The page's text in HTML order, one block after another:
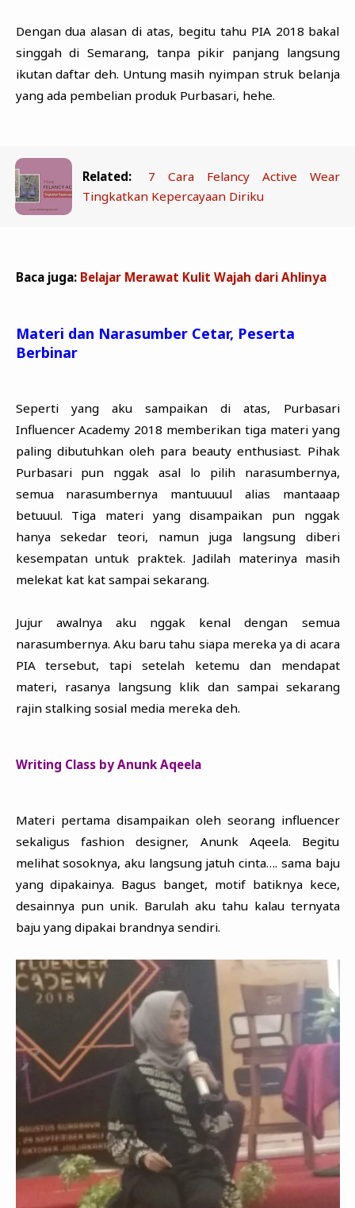
Dengan dua alasan di atas, begitu tahu PIA 2018 bakal
singgah di Semarang, tanpa pikir panjang langsung
ikutan daftar deh. Untung masih nyimpan struk belanja
yang ada pembelian produk Purbasari, hehe.
Related:
7 Cara Felancy Active Wear
Tingkatkan Kepercayaan Diriku
Baca juga: Belajar Merawat Kulit Wajah dari Ahlinya
Materi dan Narasumber Cetar, Peserta
Berbinar
Seperti yang aku sampaikan di atas, Purbasari
Influencer Academy 2018 memberikan tiga materi yang
paling dibutuhkan oleh para beauty enthusiast. Pihak
Purbasari pun nggak asal lo pilih narasumbernya,
semua narasumbernya mantuuuul alias mantaaap
betuuul. Tiga materi yang disampaikan pun nggak
hanya sekedar teori, namun juga langsung diberi
kesempatan untuk praktek. Jadilah materinya masih
melekat kat kat sampai sekarang.
Jujur awalnya aku nggak kenal dengan semua
narasumbernya. Aku baru tahu siapa mereka ya di acara
PIA tersebut, tapi setelah ketemu dan mendapat
materi, rasanya langsung klik dan sampai sekarang
rajin stalking sosial media mereka deh.
Writing Class by Anunk Aqeela
Materi pertama disampaikan oleh seorang influencer
sekaligus fashion designer, Anunk Aqeela. Begitu
melihat sosoknya, aku langsung jatuh cinta…. sama baju
yang dipakainya. Bagus banget, motif batiknya kece,
desainnya pun unik. Barulah aku tahu kalau ternyata
baju yang dipakai brandnya sendiri.